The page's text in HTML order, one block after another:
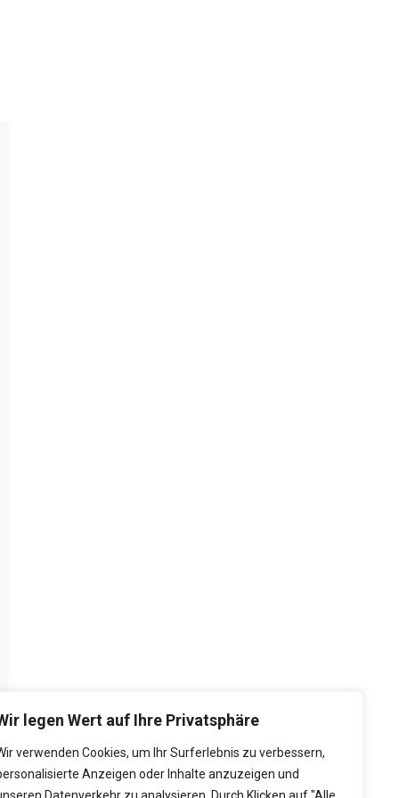
legen Wert auf Ihre Privatsphäre
verwenden Cookies, um Ihr Surferlebnis zu verbessern,
Anzeigen oder Inhalte anzuzeigen und